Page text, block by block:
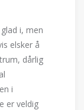
i, men
elsker å
dårlig
i
er veldig